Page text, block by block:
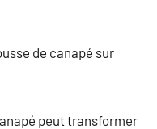
de canapé sur
peut transformer